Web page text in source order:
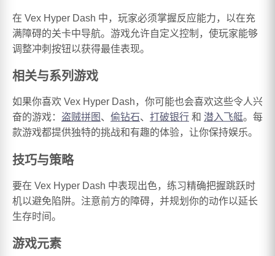
在 Vex Hyper Dash 中，玩家必须掌握反应能力，以在充
满障碍的关卡中导航。游戏允许自定义控制，使玩家能够
调整冲刺按钮以获得最佳表现。
相关与系列游戏
如果你喜欢 Vex Hyper Dash，你可能也会喜欢这些令人兴
奋的游戏： 盗贼拼图 、 偷钻石、 打破银行 和 潜入飞艇。每
款游戏都提供独特的挑战和有趣的体验，让你保持娱乐。
技巧与策略
要在 Vex Hyper Dash 中表现出色，练习精确把握跳跃时
机以避免陷阱。注意前方的障碍，并规划你的动作以延长
生存时间。
游戏元素